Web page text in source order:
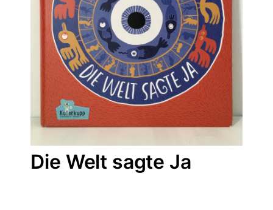
Die Welt sagte Ja